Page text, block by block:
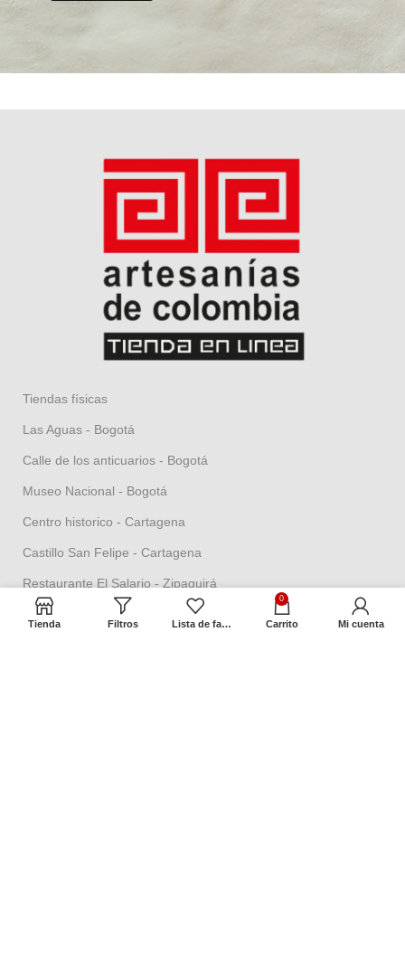
Tiendas físicas
Las Aguas - Bogotá
Calle de los anticuarios - Bogotá
Museo Nacional - Bogotá
Centro historico - Cartagena
Castillo San Felipe - Cartagena
Restaurante El Salario - Zipaquirá
Tienda aeropuerto - Isla San Andrés
Tienda Filtros Lista de favoritos
0
Carrito Mi cuenta